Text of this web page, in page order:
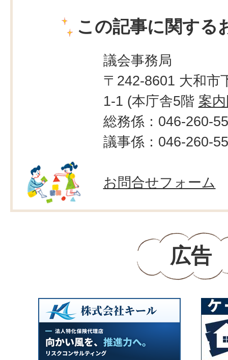
この記事に関する
議会事務局
〒242-8601 大和市
1-1 (本庁舎5階 案
総務係：046-260-
議事係：046-260-
お問合せフォーム
広告